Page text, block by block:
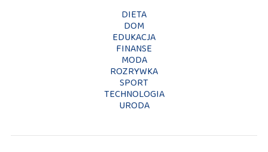
DIETA
DOM
EDUKACJA
FINANSE
MODA
ROZRYWKA
SPORT
TECHNOLOGIA
URODA